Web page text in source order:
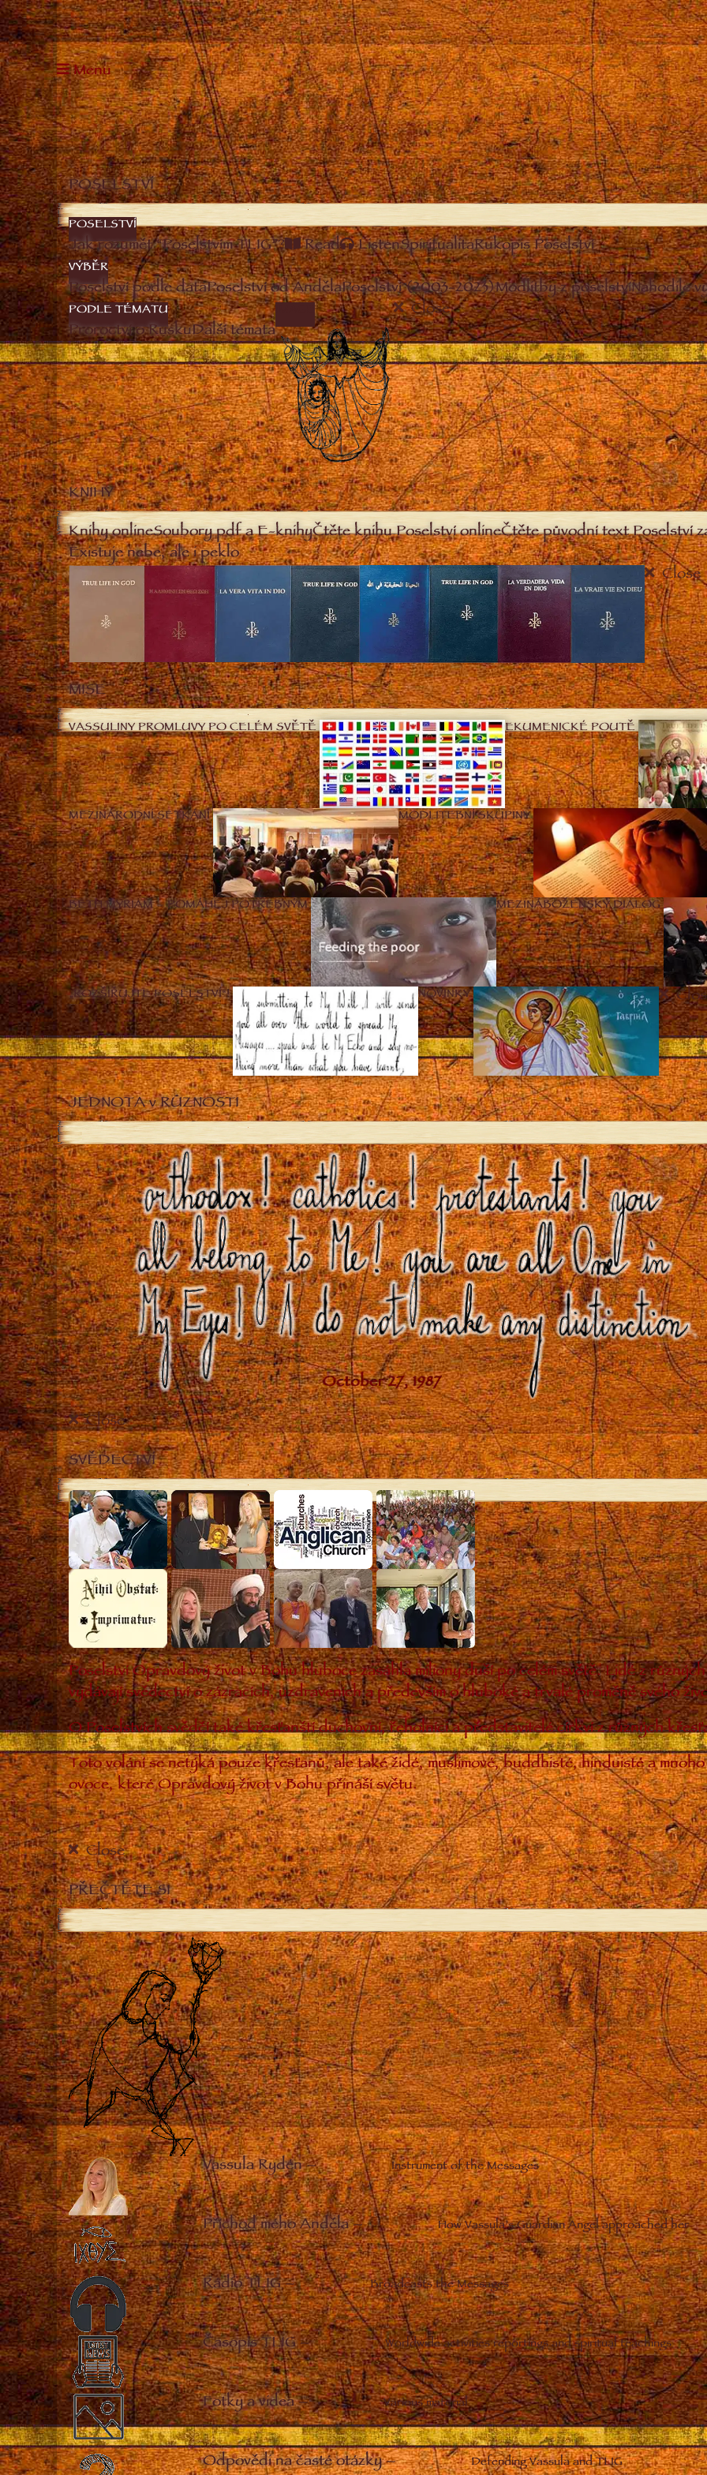
Menu
POSELSTVÍ
POSELSTVÍ
Jak rozumět “Poselstvím TLIG”? Read ListenSpiritualitaRukopis Poselství
VÝBĚR
Poselství podle dataPoselství od AndělaPoselství (2003-2023)Modlitby z poselstvíNahodile
PODLE TÉMATU
Proroctví o RuskuDalší témata
Close
KNIHY
Knihy onlineSoubory pdf a E-knihyČtěte knihu Poselství onlineČtěte původní text Poselství
Existuje nebe, ale i peklo
Close
MISE
VASSULINY PROMLUVY PO CELÉM SVĚTĚ EKUMENICKÉ POUTĚ
MEZINÁRODNÍ SETKÁNÍ MODLITEBNÍ SKUPINY
BETH MYRIAM – POMÁHEJ POTŘEBNÝM MEZINÁBOŽENSKÝ DIALOG
„ROZŠIŘUJTE POSELSTVÍ“! NOVINKY
JEDNOTA v RŮZNOSTI
Close
SVĚDECTVÍ
Poselství Opravdový život v Bohu hluboce zasáhla miliony duší po celém světě. Lidé z
vydávají svědectví o zázracích, uzdraveních a především o hluboké a trvalé proměně svého
O Poselstvích svědčí také křesťanští duchovní, řeholníci a představitelé církví z různých
Toto volání se netýká pouze křesťanů, ale také židé, muslimové, buddhisté, hinduisté a
ovoce, které Opravdový život v Bohu přináší světu.
Close
PŘEČTĚTE SI
Vassula Rydén– Instrument of the Messages
Příchod mého Anděla– How Vassula’s Guardian Angel approached her
Rádio TLIG– Broadcasts the Messages
Časopis TLIG– Worldwide activities reportings and spiritual teachings
Fotky a videa– Various material
Odpovědi na časté otázky– Defending Vassula and TLIG